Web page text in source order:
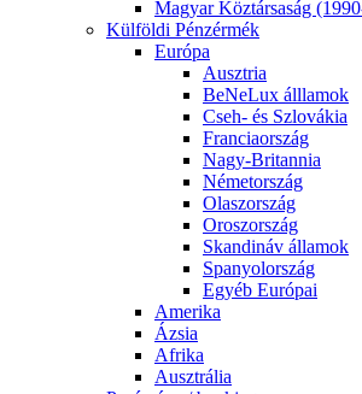
Magyar Köztársaság
Külföldi Pénzérmék
Európa
Ausztria
BeNeLux álllamok
Cseh- és Szlovákia
Franciaország
Nagy-Britannia
Németország
Olaszország
Oroszország
Skandináv államok
Spanyolország
Egyéb Európai
Amerika
Ázsia
Afrika
Ausztrália